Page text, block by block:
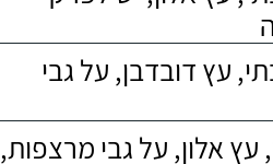
עץ דובדבן, על גבי
אלון, על גבי מרצפות,